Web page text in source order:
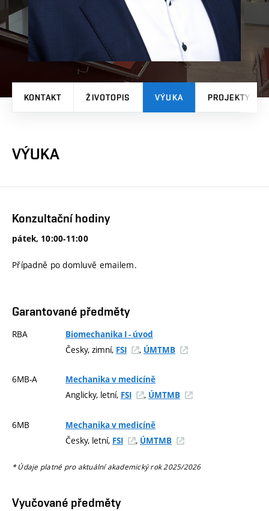
KONTAKT ŽIVOTOPIS VÝUKA PROJEKTY
VÝUKA
Konzultační hodiny
pátek, 10:00-11:00
Případně po domluvě emailem.
Garantované předměty
RBA Biomechanika I - úvod
Česky, zimní, FSI , ÚMTMB
6MB-A Mechanika v medicíně
Anglicky, letní, FSI , ÚMTMB
6MB Mechanika v medicíně
Česky, letní, FSI , ÚMTMB
* Údaje platné pro aktuální akademický rok 2025/2026
Vyučované předměty